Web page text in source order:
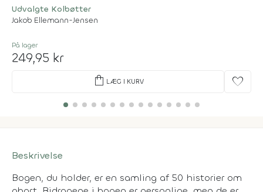
Udvalgte Kolbøtter
Jakob Ellemann-Jensen
På lager
249,95 kr
shopping_bag LÆG I KURV favorite
Beskrivelse
Bogen, du holder, er en samling af 50 historier om